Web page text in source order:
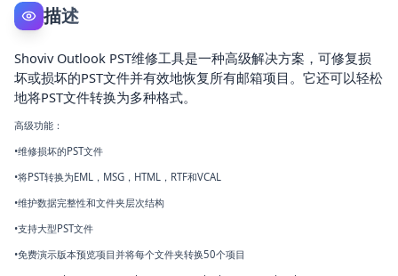
描述
Shoviv Outlook PST维修工具是一种高级解决方案，可修复损
坏或损坏的PST文件并有效地恢复所有邮箱项目。它还可以轻松
地将PST文件转换为多种格式。
高级功能：
•维修损坏的PST文件
•将PST转换为EML，MSG，HTML，RTF和VCAL
•维护数据完整性和文件夹层次结构
•支持大型PST文件
•免费演示版本预览项目并将每个文件夹转换50个项目